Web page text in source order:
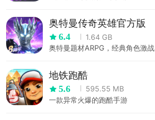
奥特曼传奇英雄官方版
6.4
1.64 GB
奥特曼题材ARPG，经典角色激战
地铁跑酷
5.6
595.55 MB
一款异常火爆的跑酷手游